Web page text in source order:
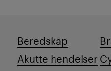
Beredskap
Akutte hendelser